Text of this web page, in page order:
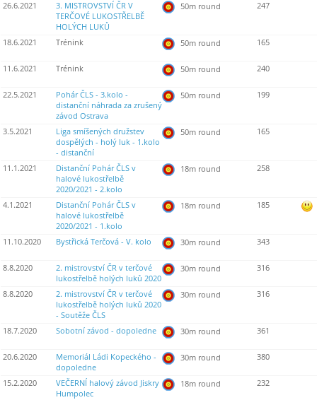
26.6.2021
3. MISTROVSTVÍ ČR V
TERČOVÉ LUKOSTŘELBĚ
HOLÝCH LUKŮ
50m round 247
18.6.2021 Trénink 50m round 165
11.6.2021 Trénink 50m round 240
22.5.2021
Pohár ČLS - 3.kolo -
distanční náhrada za zrušený
závod Ostrava
50m round 199
3.5.2021
Liga smíšených družstev
dospělých - holý luk - 1.kolo
- distanční
50m round 165
11.1.2021
Distanční Pohár ČLS v
halové lukostřelbě
2020/2021 - 2.kolo
18m round 258
4.1.2021
Distanční Pohár ČLS v
halové lukostřelbě
2020/2021 - 1.kolo
18m round 185
11.10.2020 Bystřická Terčová - V. kolo 30m round 343
8.8.2020
2. mistrovství ČR v terčové
lukostřelbě holých luků 2020
30m round 316
8.8.2020
2. mistrovství ČR v terčové
lukostřelbě holých luků 2020
- Soutěže ČLS
30m round 316
18.7.2020 Sobotní závod - dopoledne 30m round 361
20.6.2020
Memoriál Ládi Kopeckého -
dopoledne
30m round 380
15.2.2020
VEČERNÍ halový závod Jiskry
Humpolec
18m round 232